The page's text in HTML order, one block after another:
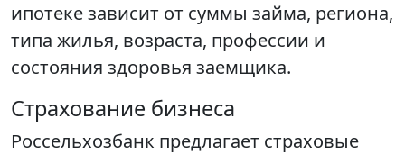
ипотеке зависит от суммы займа, региона,
типа жилья, возраста, профессии и
состояния здоровья заемщика.
Страхование бизнеса
Россельхозбанк предлагает страховые